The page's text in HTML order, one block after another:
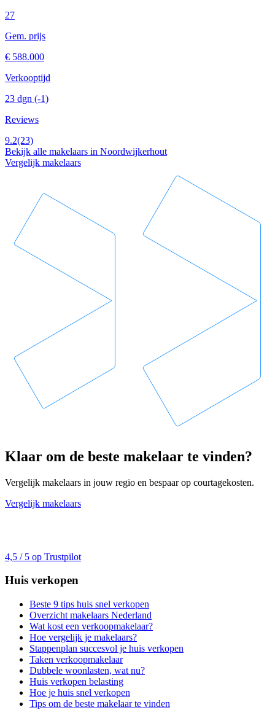
27
Gem. prijs
€ 588.000
Verkooptijd
23 dgn (-1)
Reviews
9.2(23)
Bekijk alle makelaars in Noordwijkerhout
Vergelijk makelaars
Klaar om de beste makelaar te vinden?
Vergelijk makelaars in jouw regio en bespaar op courtagekosten.
Vergelijk makelaars
4,5 / 5 op Trustpilot
Huis verkopen
Beste 9 tips huis snel verkopen
Overzicht makelaars Nederland
Wat kost een verkoopmakelaar?
Hoe vergelijk je makelaars?
Stappenplan succesvol je huis verkopen
Taken verkoopmakelaar
Dubbele woonlasten, wat nu?
Huis verkopen belasting
Hoe je huis snel verkopen
Tips om de beste makelaar te vinden